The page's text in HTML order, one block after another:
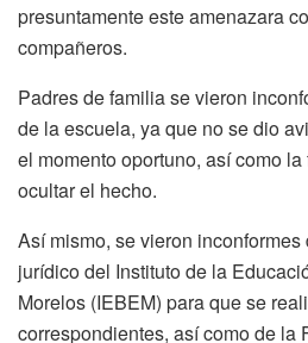
presuntamente este amenazara
compañeros.
Padres de familia se vieron
de la escuela, ya que no se dio
el momento oportuno, así como
ocultar el hecho.
Así mismo, se vieron
jurídico del Instituto de la
Morelos (IEBEM) para que se
correspondientes, así como de la